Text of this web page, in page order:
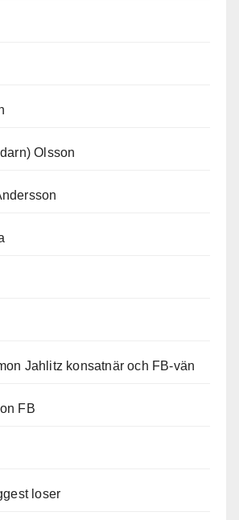
Olsson
Jahlitz konsatnär och FB-vän
FB
loser